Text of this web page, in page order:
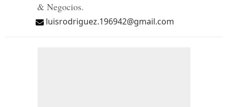
& Negocios.
luisrodriguez.196942@gmail.com